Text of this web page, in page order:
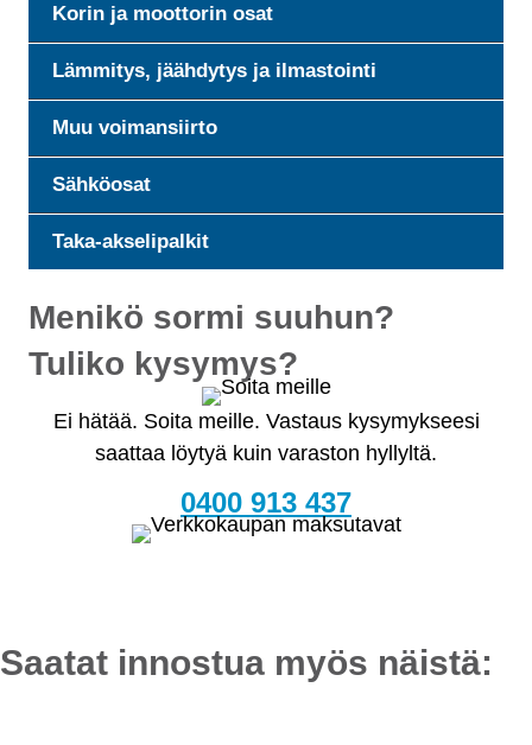
Korin ja moottorin osat
Lämmitys, jäähdytys ja ilmastointi
Muu voimansiirto
Sähköosat
Taka-akselipalkit
Menikö sormi suuhun?
Tuliko kysymys?
Ei hätää. Soita meille. Vastaus kysymykseesi
saattaa löytyä kuin varaston hyllyltä.
0400 913 437
Saatat innostua myös näistä: